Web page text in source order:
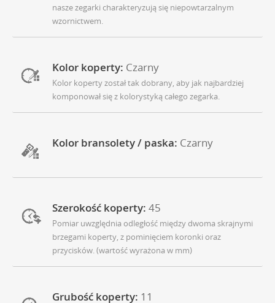
nasze zegarki charakteryzują się niepowtarzalnym
wzornictwem.
Kolor koperty: Czarny
Kolor koperty został tak dobrany, aby jak najbardziej
komponował się z kolorystyką całego zegarka.
Kolor bransolety / paska: Czarny
Szerokość koperty: 45
Pomiar uwzględnia odległość między dwoma skrajnymi
brzegami koperty, z pominięciem koronki oraz
przycisków. (wartość wyrażona w mm)
Grubość koperty: 11